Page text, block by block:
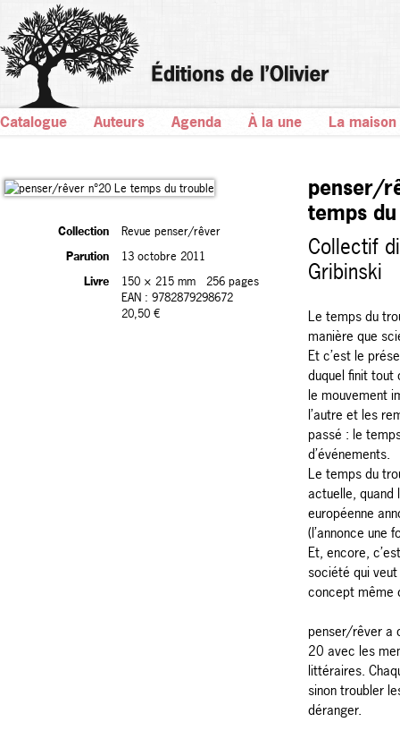
Catalogue Auteurs Agenda À la une La maison
Collection
Revue penser/rêver
Parution
13 octobre 2011
Livre
150 × 215 mm
256 pages
EAN : 9782879298672
20,50 €
penser/
temps
Collectif
Gribinski
Le temps du
manière que
Et c’est le
duquel finit tout
le mouvement
l’autre et les
passé : le
d’événements.
Le temps du
actuelle, quand
européenne
(l’annonce une
Et, encore,
société qui
concept même
penser/rêver a
20 avec les
littéraires.
sinon troubler
déranger.